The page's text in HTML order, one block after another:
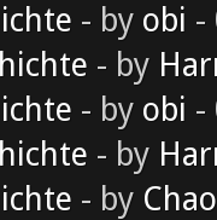
- by obi -
- by
- by obi -
- by
- by